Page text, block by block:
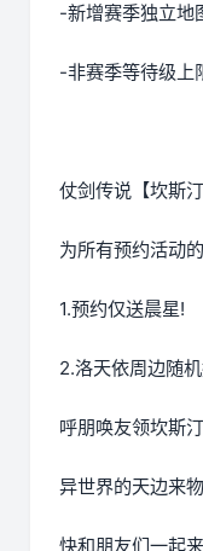
-新增赛季独立地
-非赛季等待级上
仗剑传说【坎斯
为所有预约活动
1.预约仅送晨星!
2.洛天依周边随
呼朋唤友领坎斯
异世界的天边来
快和朋友们一起